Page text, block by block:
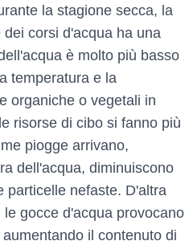
la stagione secca, la
corsi d'acqua ha una
è molto più basso
temperatura e la
organiche o vegetali in
risorse di cibo si fanno più
piogge arrivano,
dell'acqua, diminuiscono
particelle nefaste. D'altra
gocce d'acqua provocano
il contenuto di